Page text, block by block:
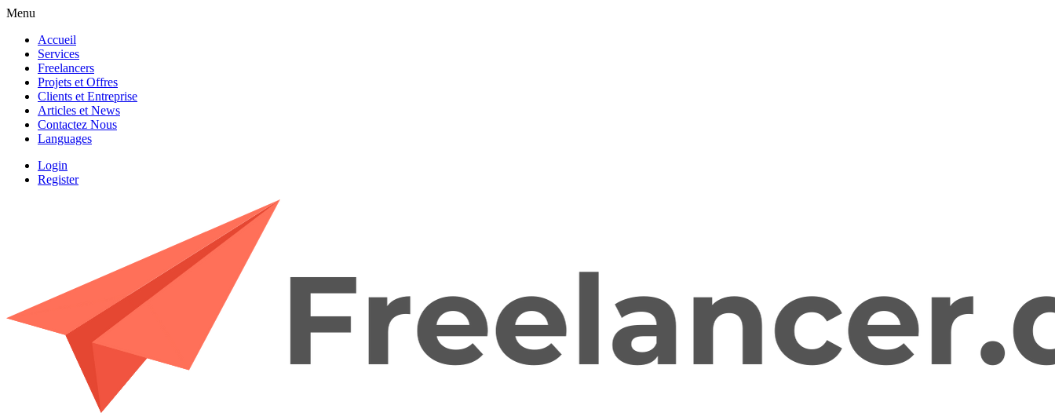
Menu
Accueil
Services
Freelancers
Projets et Offres
Clients et Entreprise
Articles et News
Contactez Nous
Languages
Login
Register